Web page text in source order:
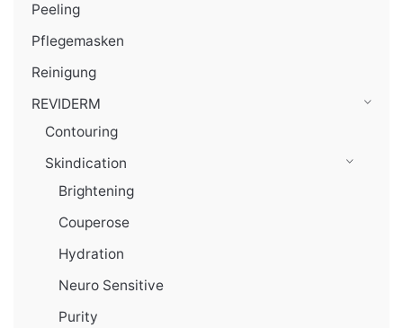
Peeling
Pflegemasken
Reinigung
REVIDERM
Contouring
Skindication
Brightening
Couperose
Hydration
Neuro Sensitive
Purity